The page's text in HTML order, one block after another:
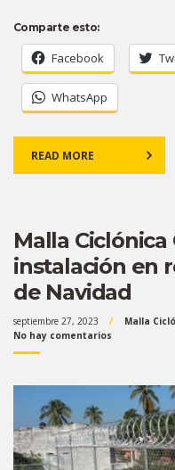
Comparte esto:
Facebook
WhatsApp
READ MORE
Malla Ciclónica
instalación en
de Navidad
septiembre 27, 2023 Malla
No hay comentarios